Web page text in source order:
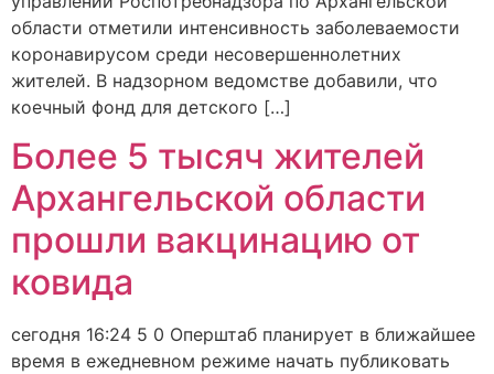
области отметили интенсивность заболеваемости
коронавирусом среди несовершеннолетних
жителей. В надзорном ведомстве добавили, что
коечный фонд для детского […]
Более 5 тысяч жителей
Архангельской области
прошли вакцинацию от
ковида
сегодня 16:24 5 0 Оперштаб планирует в ближайшее
время в ежедневном режиме начать публиковать